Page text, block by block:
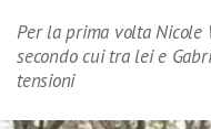
Per la prima volta Nicole
secondo cui tra lei e
tensioni